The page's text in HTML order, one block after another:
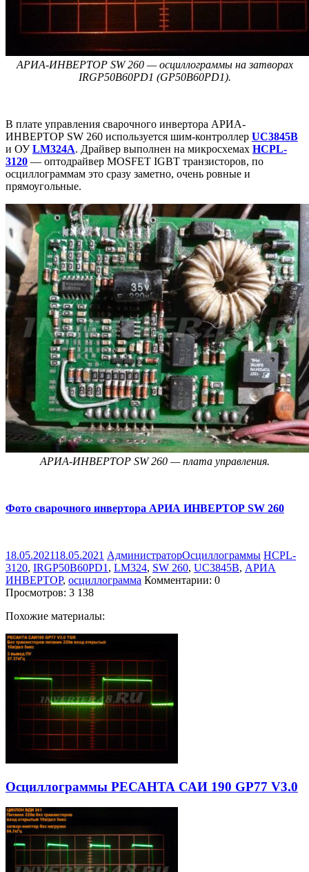
АРИА-ИНВЕРТОР SW 260 — осциллограммы на затворах
IRGP50B60PD1 (GP50B60PD1).
В плате управления сварочного инвертора АРИА-
ИНВЕРТОР SW 260 используется шим-контроллер UC3845B
и ОУLM324A. Драйвер выполнен на микросхемах HCPL-
3120 — оптодрайвер MOSFET IGBT транзисторов, по
осциллограммам это сразу заметно, очень ровные и
прямоугольные.
АРИА-ИНВЕРТОР SW 260 — плата управления.
Фото сварочного инвертора АРИА ИНВЕРТОР SW 260
18.05.202118.05.2021 АдминистраторОсциллограммы HCPL-
3120, IRGP50B60PD1 , LM324, SW 260, UC3845B, АРИА
ИНВЕРТОР, осциллограмма Комментарии: 0
Просмотров: 3 138
Похожие материалы:
Осциллограммы РЕСАНТА САИ 190 GP77 V3.0